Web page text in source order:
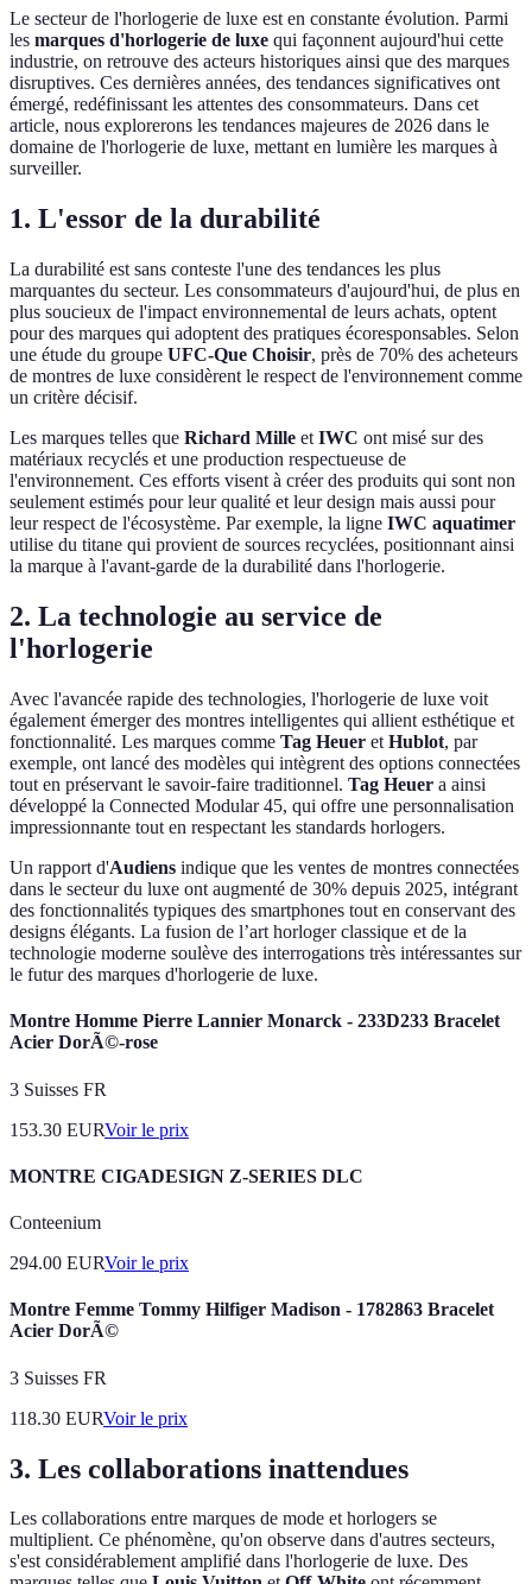
Le secteur de l'horlogerie de luxe est en constante évolution. Parmi
les marques d'horlogerie de luxe qui façonnent aujourd'hui cette
industrie, on retrouve des acteurs historiques ainsi que des marques
disruptives. Ces dernières années, des tendances significatives ont
émergé, redéfinissant les attentes des consommateurs. Dans cet
article, nous explorerons les tendances majeures de 2026 dans le
domaine de l'horlogerie de luxe, mettant en lumière les marques à
surveiller.
1. L'essor de la durabilité
La durabilité est sans conteste l'une des tendances les plus
marquantes du secteur. Les consommateurs d'aujourd'hui, de plus en
plus soucieux de l'impact environnemental de leurs achats, optent
pour des marques qui adoptent des pratiques écoresponsables. Selon
une étude du groupe UFC-Que Choisir, près de 70% des acheteurs
de montres de luxe considèrent le respect de l'environnement comme
un critère décisif.
Les marques telles que Richard Mille et IWC ont misé sur des
matériaux recyclés et une production respectueuse de
l'environnement. Ces efforts visent à créer des produits qui sont non
seulement estimés pour leur qualité et leur design mais aussi pour
leur respect de l'écosystème. Par exemple, la ligne IWC aquatimer
utilise du titane qui provient de sources recyclées, positionnant ainsi
la marque à l'avant-garde de la durabilité dans l'horlogerie.
2. La technologie au service de
l'horlogerie
Avec l'avancée rapide des technologies, l'horlogerie de luxe voit
également émerger des montres intelligentes qui allient esthétique et
fonctionnalité. Les marques comme Tag Heuer et Hublot, par
exemple, ont lancé des modèles qui intègrent des options connectées
tout en préservant le savoir-faire traditionnel. Tag Heuer a ainsi
développé la Connected Modular 45, qui offre une personnalisation
impressionnante tout en respectant les standards horlogers.
Un rapport d'Audiens indique que les ventes de montres connectées
dans le secteur du luxe ont augmenté de 30% depuis 2025, intégrant
des fonctionnalités typiques des smartphones tout en conservant des
designs élégants. La fusion de l’art horloger classique et de la
technologie moderne soulève des interrogations très intéressantes sur
le futur des marques d'horlogerie de luxe.
Montre Homme Pierre Lannier Monarck - 233D233 Bracelet
Acier DorÃ©-rose
3 Suisses FR
153.30 EURVoir le prix
MONTRE CIGADESIGN Z-SERIES DLC
Conteenium
294.00 EURVoir le prix
Montre Femme Tommy Hilfiger Madison - 1782863 Bracelet
Acier DorÃ©
3 Suisses FR
118.30 EURVoir le prix
3. Les collaborations inattendues
Les collaborations entre marques de mode et horlogers se
multiplient. Ce phénomène, qu'on observe dans d'autres secteurs,
s'est considérablement amplifié dans l'horlogerie de luxe. Des